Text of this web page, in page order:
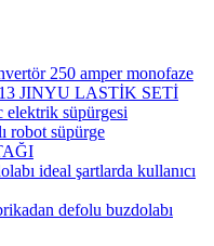
250 amper monofaze
JINYU LASTİK SETİ
elektrik süpürgesi
robot süpürge
ideal şartlarda kullanıcı
defolu buzdolabı